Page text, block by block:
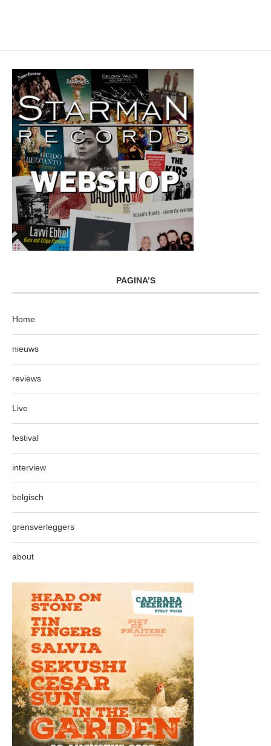
PAGINA’S
Home
nieuws
reviews
Live
festival
interview
belgisch
grensverleggers
about